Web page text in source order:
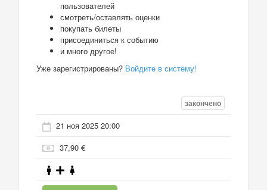
пользователей
смотреть/оставлять оценки
покупать билеты
присоединиться к событию
и много другое!
Уже зарегистрированы? Войдите в систему!
закончено
21 ноя 2025 20:00
37,90 €